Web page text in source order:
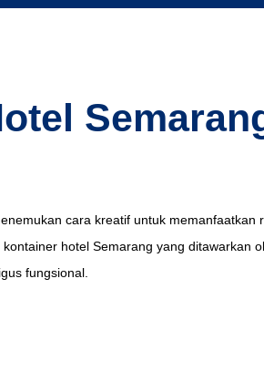
cara kreatif untuk memanfaatkan
hotel Semarang yang ditawarkan
fungsional.